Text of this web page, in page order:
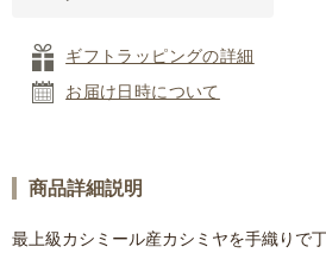
ギフトラッピングの詳細
お届け日時について
商品詳細説明
最上級カシミール産カシミヤを手織りで